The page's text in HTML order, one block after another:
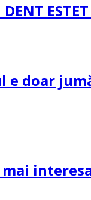
ESTET
doar
mai